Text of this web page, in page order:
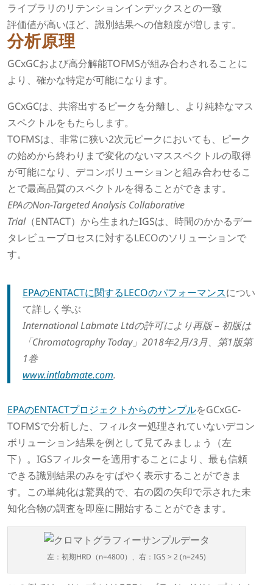
ライブラリのリテンションインデックスとの一致
評価値が高いほど、識別結果への信頼度が増します。
分析原理
GCxGCおよび高分解能TOFMSが組み合わされることに
より、確かな特定が可能になります。
GCxGCは、共溶出するピークを分離し、より純粋なマス
スペクトルをもたらします。
TOFMSは、非常に狭い2次元ピークにおいても、ピーク
の始めから終わりまで変化のないマススペクトルの取得
が可能になり、デコンボリューションと組み合わせるこ
とで最高品質のスペクトルを得ることができます。
EPAのNon-Targeted Analysis Collaborative
Trial（ENTACT）から生まれたIGSは、時間のかかるデー
タレビュープロセスに対するLECOのソリューションで
す。
EPAのENTACTに関するLECOのパフォーマンスについ
て詳しく学ぶ
International Labmate Ltdの許可により再版 – 初版は
「Chromatography Today」2018年2月/3月、第1版第
1巻
www.intlabmate.com.
EPAのENTACTプロジェクトからのサンプルをGCxGC-
TOFMSで分析した、フィルター処理されていないデコン
ボリューション結果を例として見てみましょう（左
下）。IGSフィルターを適用することにより、最も信頼
できる識別結果のみをすばやく表示することができま
す。この単純化は驚異的で、右の図の矢印で示された未
知化合物の調査を即座に開始することができます。
左：初期HRD（n=4800）、右：IGS > 2 (n=245)